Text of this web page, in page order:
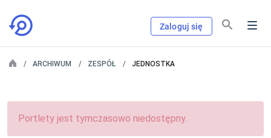
Zaloguj się
ARCHIWUM ZESPÓŁ JEDNOSTKA
Portlety jest tymczasowo niedostępny.